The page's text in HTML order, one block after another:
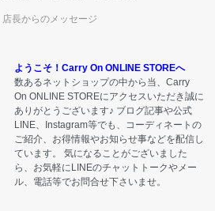
店長からのメッセージ
ようこそ！Carry On ONLINE STOREへ
数あるネットショップの中から当、Carry
On ONLINE STOREにアクセスいただき誠に
ありがとうございます♪ ブログ記事や公式
LINE、Instagram等でも、コーディネートの
ご紹介、お得情報やお知らせ事などを配信し
ています。 気になることがございました
ら、お気軽にLINEのチャットトークやメー
ル、電話等でお問合せ下さいませ。